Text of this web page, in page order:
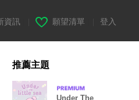
資訊 願望清單 登入
推薦主題
Under The